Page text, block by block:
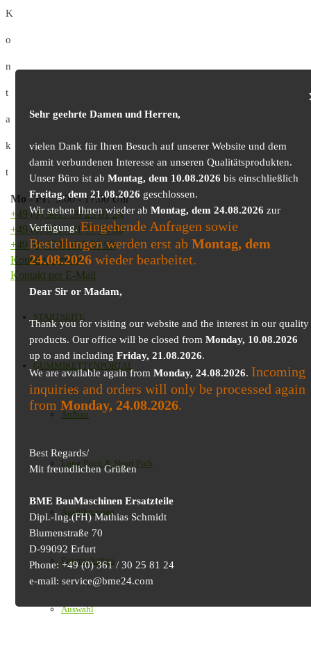
K
o
n
t
a
k
t
Mo -Fr: 9.00 - 17.00 Uhr
+49 (0) 361 / 30 25 81 24
+49 (0) 361 / 41 77 03 30
+49 (0) 179 / 425 50 98
Kontaktformular
Kontakt per E-Mail
STARTSEITE
GUMMIKETTENPORTAL
Aufbau
Long Pitch & Short Pich
Ausführungen
Eigenschaften
Auswahl
Sehr geehrte Damen und Herren,
vielen Dank für Ihren Besuch auf unserer Website und dem
damit verbundenen Interesse an unseren Qualitätsprodukten.
Unser Büro ist abMontag, dem 10.08.2026 bis einschließlich
Freitag, dem 21.08.2026 geschlossen.
Wir stehen Ihnen wieder abMontag, dem 24.08.2026 zur
Verfügung.Eingehende Anfragen sowie
Bestellungen werden erst abMontag, dem
24.08.2026 wieder bearbeitet.
Dear Sir or Madam,
Thank you for visiting our website and the interest in our quality
products. Our office will be closed fromMonday, 10.08.2026
up to and includingFriday, 21.08.2026.
We are available again fromMonday, 24.08.2026. Incoming
inquiries and orders will only be processed again
fromMonday, 24.08.2026.
Best Regards/
Mit freundlichen Grüßen
BME BauMaschinen Ersatzteile
Dipl.-Ing.(FH) Mathias Schmidt
Blumenstraße 70
D-99092 Erfurt
Phone: +49 (0) 361 / 30 25 81 24
e-mail: service@bme24.com